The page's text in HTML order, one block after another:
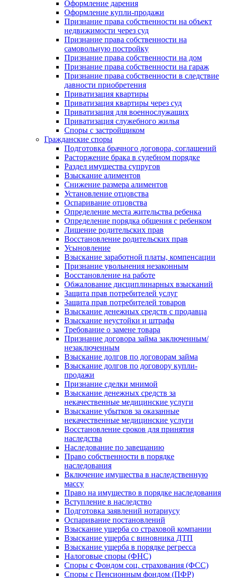
Оформление дарения
Оформление купли-продажи
Признание права собственности на объект
недвижимости через суд
Признание права собственности на
самовольную постройку
Признание права собственности на дом
Признание права собственности на гараж
Признание права собственности в следствие
давности приобретения
Приватизация квартиры
Приватизация квартиры через суд
Приватизация для военнослужащих
Приватизация служебного жилья
Споры с застройщиком
Гражданские споры
Подготовка брачного договора, соглашений
Расторжение брака в судебном порядке
Раздел имущества супругов
Взыскание алиментов
Снижение размера алиментов
Установление отцовства
Оспаривание отцовства
Определение места жительства ребенка
Определение порядка общения с ребенком
Лишение родительских прав
Восстановление родительских прав
Усыновление
Взыскание заработной платы, компенсации
Признание увольнения незаконным
Восстановление на работе
Обжалование дисциплинарных взысканий
Защита прав потребителей услуг
Защита прав потребителей товаров
Взыскание денежных средств с продавца
Взыскание неустойки и штрафа
Требование о замене товара
Признание договора займа заключенным/
незаключенным
Взыскание долгов по договорам займа
Взыскание долгов по договору купли-
продажи
Признание сделки мнимой
Взыскание денежных средств за
некачественные медицинские услуги
Взыскание убытков за оказанные
некачественные медицинские услуги
Восстановление сроков для принятия
наследства
Наследование по завещанию
Право собственности в порядке
наследования
Включение имущества в наследственную
массу
Право на имущество в порядке наследования
Вступление в наследство
Подготовка заявлений нотариусу
Оспаривание постановлений
Взыскание ущерба со страховой компании
Взыскание ущерба с виновника ДТП
Взыскание ущерба в порядке регресса
Налоговые споры (ФНС)
Споры с Фондом соц. страхования (ФСС)
Споры с Пенсионным фондом (ПФР)